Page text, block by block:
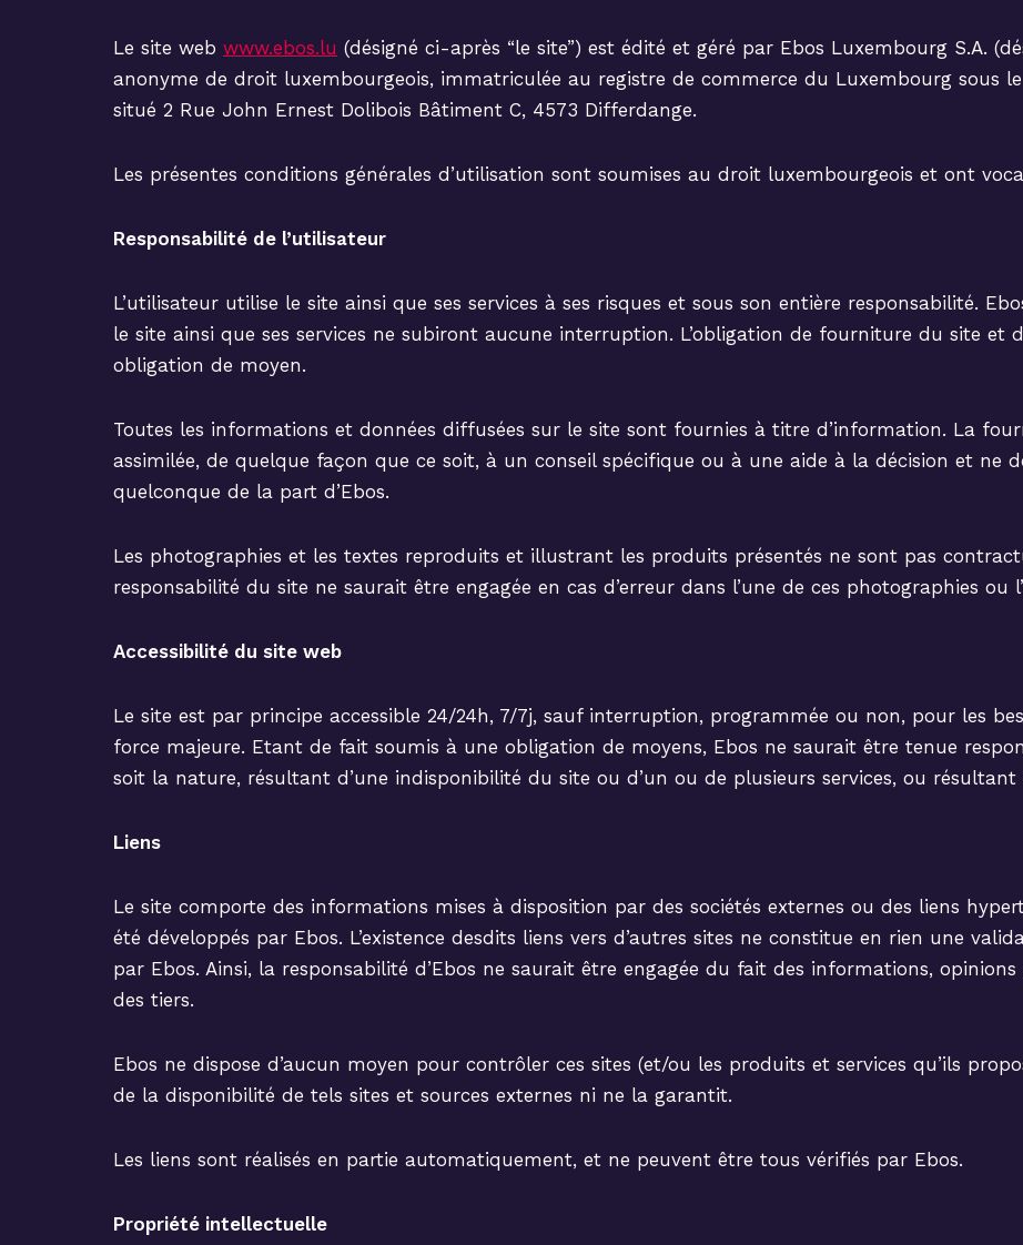
Le site web www.ebos.lu (désigné ci-après “le site”) est édité et géré par Ebos Luxembourg S.A.
anonyme de droit luxembourgeois, immatriculée au registre de commerce du Luxembourg sous
situé 2 Rue John Ernest Dolibois Bâtiment C, 4573 Differdange.
Les présentes conditions générales d’utilisation sont soumises au droit luxembourgeois et ont
Responsabilité de l’utilisateur
L’utilisateur utilise le site ainsi que ses services à ses risques et sous son entière responsabilité.
le site ainsi que ses services ne subiront aucune interruption. L’obligation de fourniture du site et
obligation de moyen.
Toutes les informations et données diffusées sur le site sont fournies à titre d’information. La
assimilée, de quelque façon que ce soit, à un conseil spécifique ou à une aide à la décision et ne
quelconque de la part d’Ebos.
Les photographies et les textes reproduits et illustrant les produits présentés ne sont pas
responsabilité du site ne saurait être engagée en cas d’erreur dans l’une de ces photographies ou
Accessibilité du site web
Le site est par principe accessible 24/24h, 7/7j, sauf interruption, programmée ou non, pour les
force majeure. Etant de fait soumis à une obligation de moyens, Ebos ne saurait être tenue
soit la nature, résultant d’une indisponibilité du site ou d’un ou de plusieurs services, ou
Liens
Le site comporte des informations mises à disposition par des sociétés externes ou des liens
été développés par Ebos. L’existence desdits liens vers d’autres sites ne constitue en rien une
par Ebos. Ainsi, la responsabilité d’Ebos ne saurait être engagée du fait des informations,
des tiers.
Ebos ne dispose d’aucun moyen pour contrôler ces sites (et/ou les produits et services qu’ils
de la disponibilité de tels sites et sources externes ni ne la garantit.
Les liens sont réalisés en partie automatiquement, et ne peuvent être tous vérifiés par Ebos.
Propriété intellectuelle